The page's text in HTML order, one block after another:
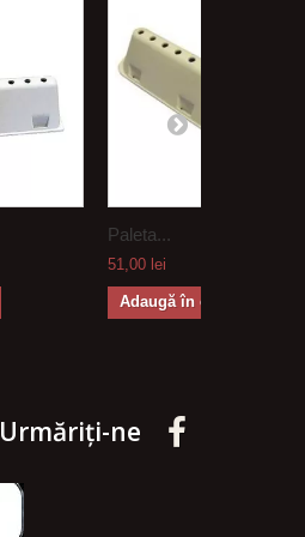
Paleta...
51,00 lei
Adaugă în coş
Urmăriți-ne